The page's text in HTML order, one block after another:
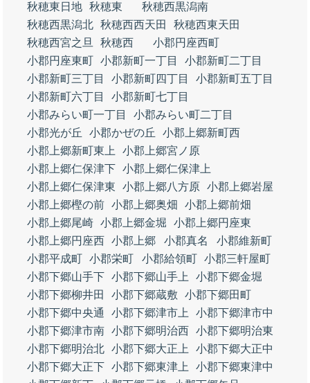
秋穂東日地 秋穂東
秋穂西黒潟南
秋穂西黒潟北 秋穂西西天田
秋穂西東天田
秋穂西宮之旦
秋穂西
小郡円座西町
小郡円座東町 小郡新町一丁目
小郡新町二丁目
小郡新町三丁目
小郡新町四丁目
小郡新町五丁目
小郡新町六丁目
小郡新町七丁目
小郡みらい町一丁目
小郡みらい町二丁目
小郡光が丘
小郡かぜの丘
小郡上郷新町西
小郡上郷新町東上
小郡上郷宮ノ原
小郡上郷仁保津下 小郡上郷仁保津上
小郡上郷仁保津東
小郡上郷八方原 小郡上郷岩屋
小郡上郷樫の前 小郡上郷奥畑
小郡上郷前畑
小郡上郷尾崎 小郡上郷金堀
小郡上郷円座東
小郡上郷円座西 小郡上郷 小郡真名
小郡維新町
小郡平成町 小郡栄町 小郡給領町 小郡三軒屋町
小郡下郷山手下 小郡下郷山手上
小郡下郷金堀
小郡下郷柳井田
小郡下郷蔵敷
小郡下郷田町
小郡下郷中央通
小郡下郷津市上
小郡下郷津市中
小郡下郷津市南 小郡下郷明治西 小郡下郷明治東
小郡下郷明治北 小郡下郷大正上
小郡下郷大正中
小郡下郷大正下 小郡下郷東津上
小郡下郷東津中